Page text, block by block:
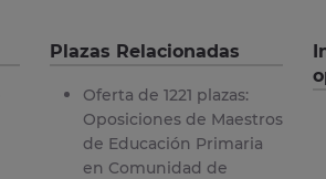
Plazas Relacionadas
Oferta de 1221 plazas:
Oposiciones de Maestros
de Educación Primaria
en Comunidad de